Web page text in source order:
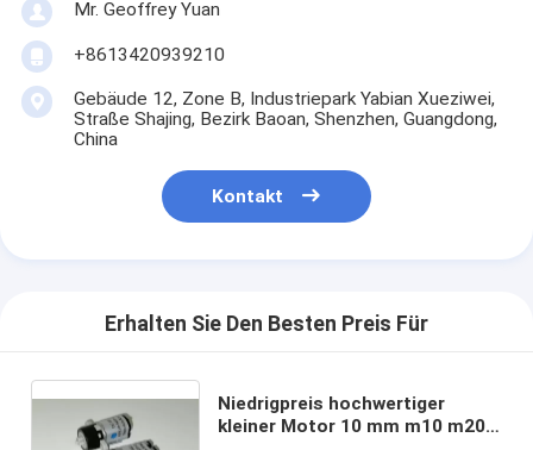
Mr. Geoffrey Yuan
+8613420939210
Gebäude 12, Zone B, Industriepark Yabian Xueziwei,
Straße Shajing, Bezirk Baoan, Shenzhen, Guangdong,
China
Kontakt
Erhalten Sie Den Besten Preis Für
Niedrigpreis hochwertiger
kleiner Motor 10 mm m10 m20